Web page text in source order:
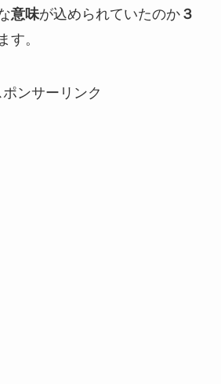
意味が込められていたのか３
す。
ポンサーリンク